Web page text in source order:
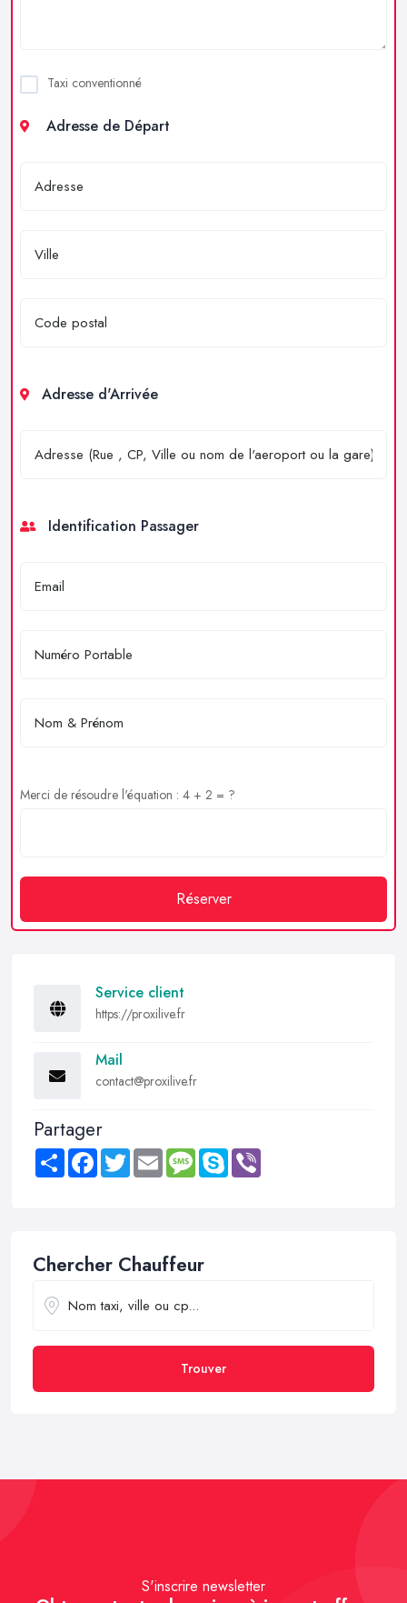
Taxi conventionné
Adresse de Départ
Adresse d'Arrivée
Identification Passager
Merci de résoudre l'équation : 4 + 2 = ?
Réserver
Service client
https://proxilive.fr
Mail
contact@proxilive.fr
Partager
Share FacebookTwitter Email MessageSkype
Chercher Chauffeur
Trouver
S'inscrire newsletter